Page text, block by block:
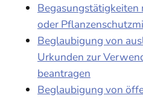
oder
Beglaubigung von
Urkunden zur
beantragen
Beglaubigung von